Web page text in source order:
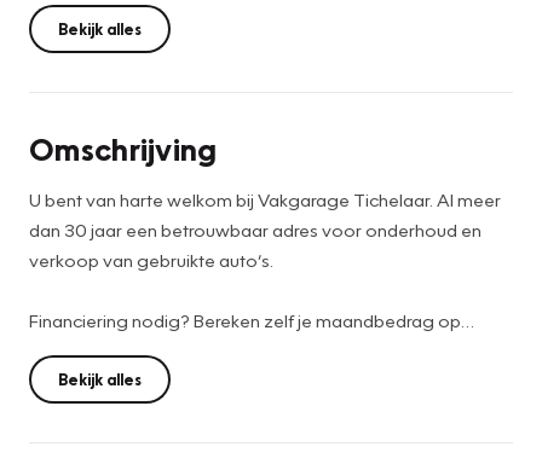
Bekijk alles
Omschrijving
U bent van harte welkom bij Vakgarage Tichelaar. Al meer
dan 30 jaar een betrouwbaar adres voor onderhoud en
verkoop van gebruikte auto’s.
Financiering nodig? Bereken zelf je maandbedrag op
https://www.vakgaragetichelaar.nl/diensten/financiering.
De prijs is op basis van meeneemprijs. Wij streven naar zo
Bekijk alles